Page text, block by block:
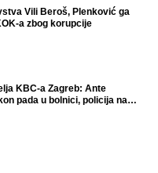
Vili Beroš, Plenković ga
a zbog korupcije
KBC-a Zagreb: Ante
pada u bolnici, policija na